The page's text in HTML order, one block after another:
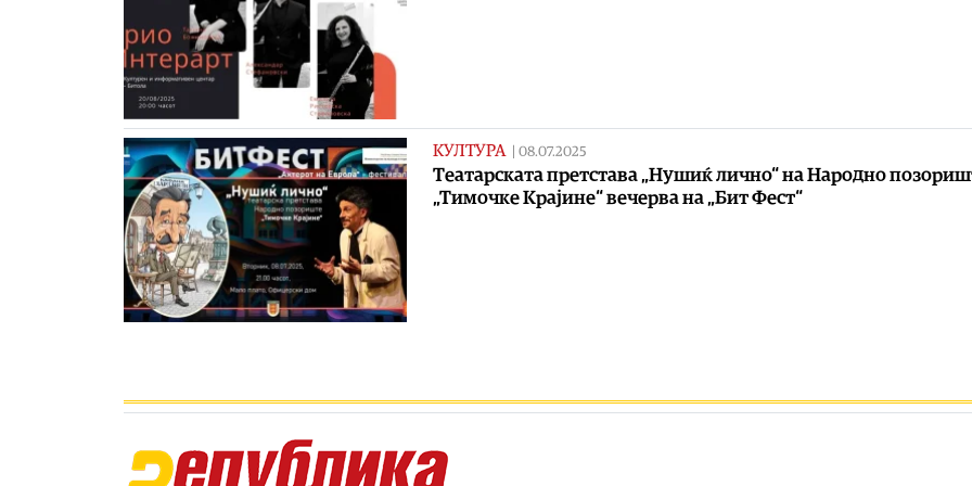
КУЛТУРА | 08.07.2025
Tеатарската претстава „Нушиќ лично“ на Народно
„Тимочке Крајине“ вечерва на „Бит Фест“